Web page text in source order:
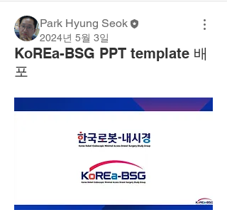
Park Hyung Seok
2024년 5월 3일
KoREa-BSG PPT template 배
포